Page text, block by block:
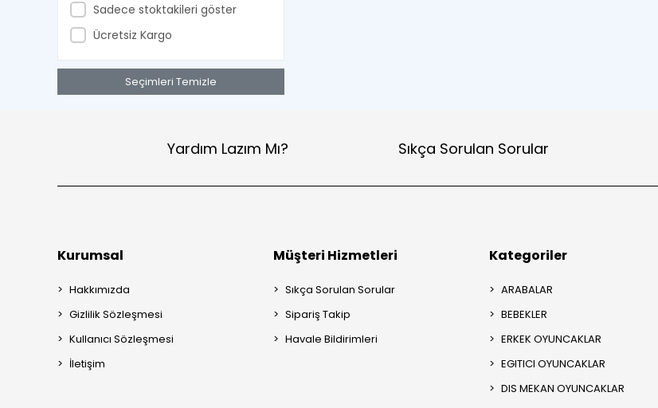
Sadece stoktakileri göster
Ücretsiz Kargo
Seçimleri Temizle
Yardım Lazım Mı? Sıkça Sorulan Sorular
Kurumsal
Hakkımızda
Gizlilik Sözleşmesi
Kullanıcı Sözleşmesi
İletişim
Müşteri Hizmetleri
Sıkça Sorulan Sorular
Sipariş Takip
Havale Bildirimleri
Kategoriler
ARABALAR
BEBEKLER
ERKEK OYUNCAKLAR
EGITICI OYUNCAKLAR
DIS MEKAN OYUNCAKLAR